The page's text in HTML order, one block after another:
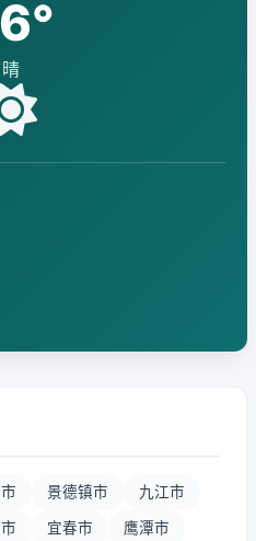
晴
景德镇市 九江市
宜春市 鹰潭市